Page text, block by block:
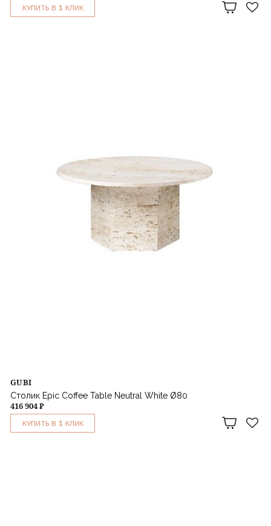
КУПИТЬ В 1 КЛИК
GUBI
Столик Epic Coffee Table Neutral White Ø80
416 904 ₽
КУПИТЬ В 1 КЛИК